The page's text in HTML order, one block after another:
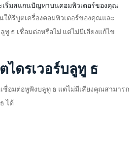
เริ่มสแกนปัญหาบนคอมพิวเตอร์ของคุณ
ให้รีบูตเครื่องคอมพิวเตอร์ของคุณและ
ธ เชื่อมต่อหรือไม่ แต่ไม่มีเสียงแก้ไข
ไดรเวอร์บลูทู ธ
ชื่อมต่อหูฟังบลูทู ธ แต่ไม่มีเสียงคุณสามารถ
ได้